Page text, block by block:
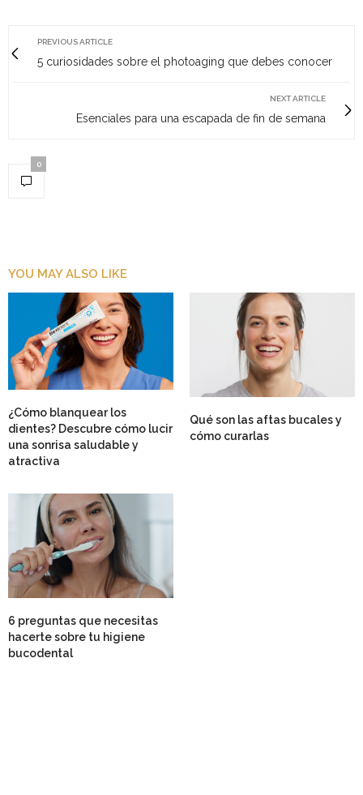
PREVIOUS ARTICLE
5 curiosidades sobre el photoaging que debes conocer
NEXT ARTICLE
Esenciales para una escapada de fin de semana
0
YOU MAY ALSO LIKE
¿Cómo blanquear los
dientes? Descubre cómo lucir
una sonrisa saludable y
atractiva
Qué son las aftas bucales y
cómo curarlas
6 preguntas que necesitas
hacerte sobre tu higiene
bucodental